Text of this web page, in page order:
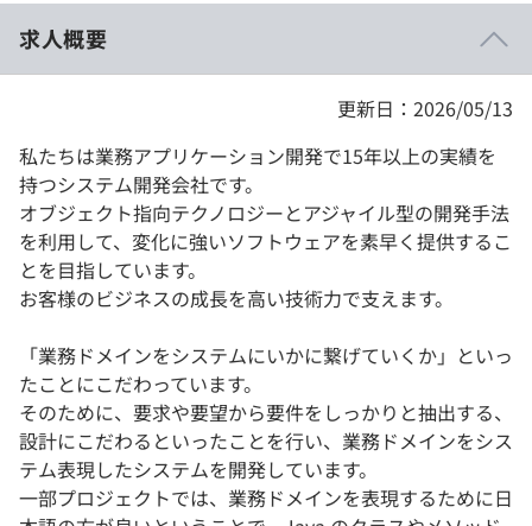
契約内容・クーポン
求人概要
更新日：2026/05/13
私たちは業務アプリケーション開発で15年以上の実績を
持つシステム開発会社です。
オブジェクト指向テクノロジーとアジャイル型の開発手法
を利用して、変化に強いソフトウェアを素早く提供するこ
とを目指しています。
お客様のビジネスの成長を高い技術力で支えます。
「業務ドメインをシステムにいかに繋げていくか」といっ
たことにこだわっています。
そのために、要求や要望から要件をしっかりと抽出する、
設計にこだわるといったことを行い、業務ドメインをシス
テム表現したシステムを開発しています。
一部プロジェクトでは、業務ドメインを表現するために日